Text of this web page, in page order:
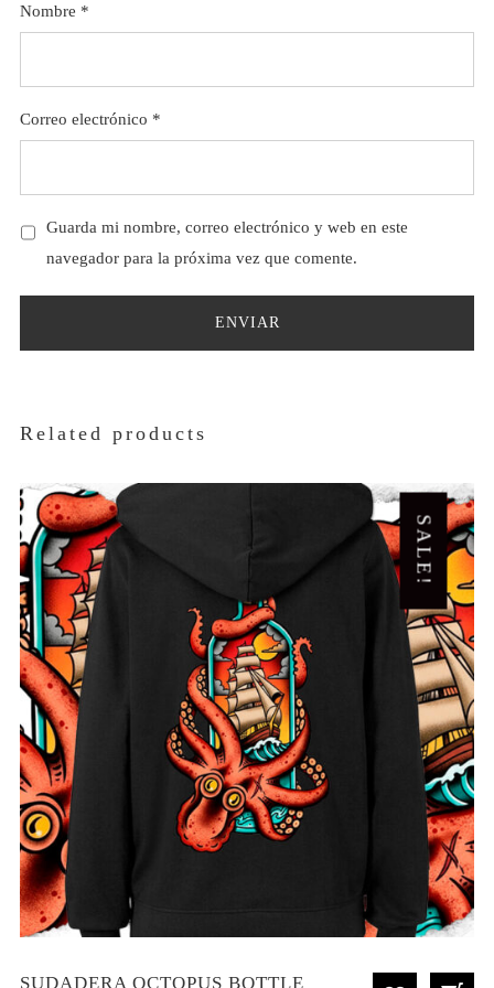
Nombre *
Correo electrónico *
Guarda mi nombre, correo electrónico y web en este
navegador para la próxima vez que comente.
Related products
SALE!
SUDADERA OCTOPUS BOTTLE